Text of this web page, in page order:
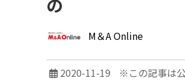
M＆A Online
2020-11-19 ※この記事は